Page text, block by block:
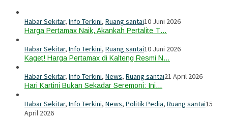
Habar Sekitar, Info Terkini, Ruang santai10 Juni 2026
Harga Pertamax Naik, Akankah Pertalite T…
Habar Sekitar, Info Terkini, Ruang santai10 Juni 2026
Kaget! Harga Pertamax di Kalteng Resmi N…
Habar Sekitar, Info Terkini, News, Ruang santai21 April 2026
Hari Kartini Bukan Sekadar Seremoni: Ini…
Habar Sekitar, Info Terkini, News, Politik Pedia, Ruang santai15
April 2026